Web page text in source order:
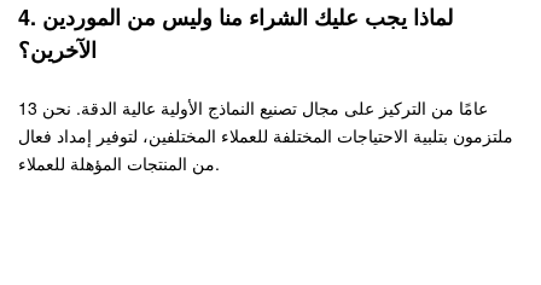
4. لماذا يجب عليك الشراء منا وليس من الموردين
الآخرين؟
13 عامًا من التركيز على مجال تصنيع النماذج الأولية عالية الدقة. نحن
ملتزمون بتلبية الاحتياجات المختلفة للعملاء المختلفين، لتوفير إمداد فعال
من المنتجات المؤهلة للعملاء.